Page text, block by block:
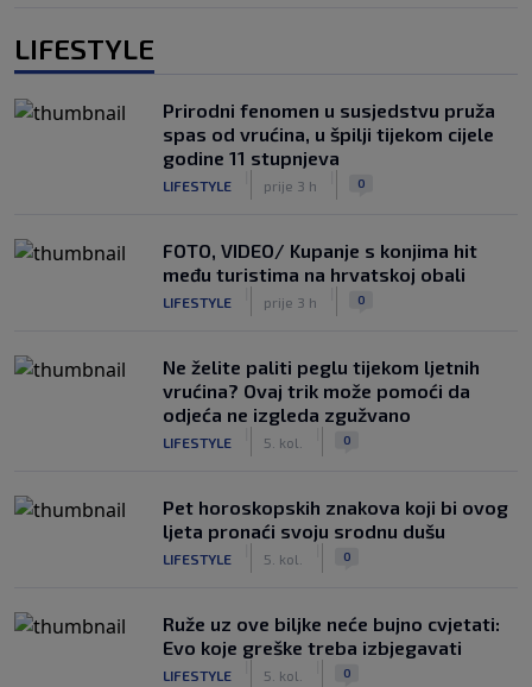
LIFESTYLE
Prirodni fenomen u susjedstvu pruža
spas od vrućina, u špilji tijekom cijele
godine 11 stupnjeva
LIFESTYLE prije 3 h 0
FOTO, VIDEO/ Kupanje s konjima hit
među turistima na hrvatskoj obali
LIFESTYLE prije 3 h 0
Ne želite paliti peglu tijekom ljetnih
vrućina? Ovaj trik može pomoći da
odjeća ne izgleda zgužvano
LIFESTYLE 5. kol. 0
Pet horoskopskih znakova koji bi ovog
ljeta pronaći svoju srodnu dušu
LIFESTYLE 5. kol. 0
Ruže uz ove biljke neće bujno cvjetati:
Evo koje greške treba izbjegavati
LIFESTYLE 5. kol. 0